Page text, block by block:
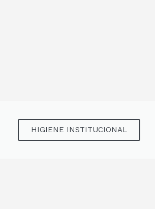
HIGIENE INSTITUCIONAL